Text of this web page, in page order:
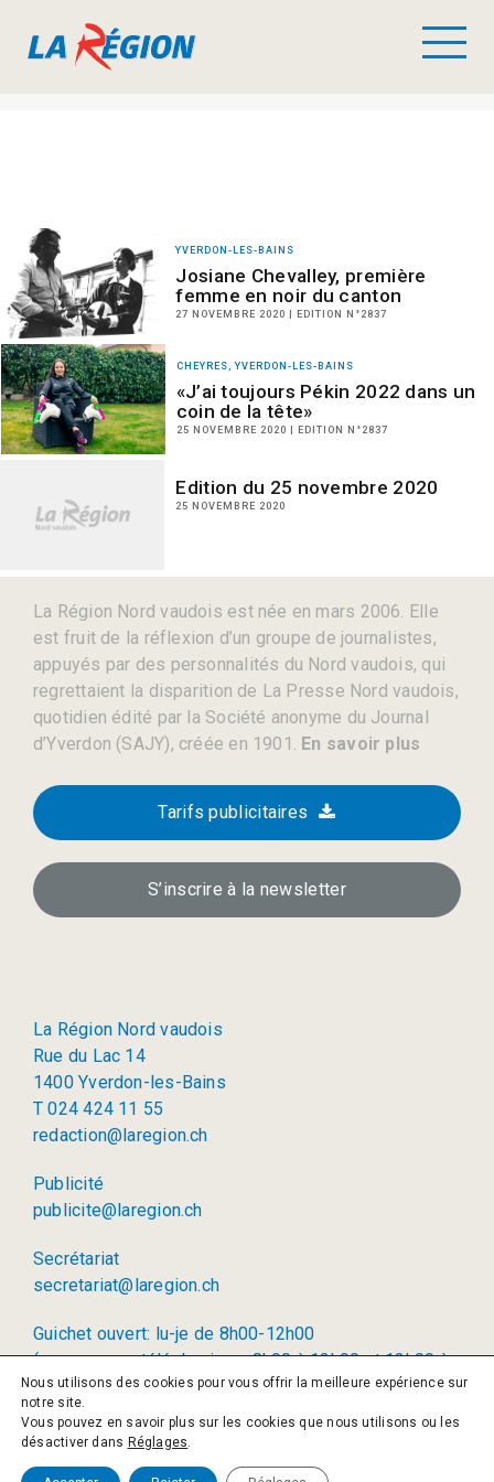
YVERDON-LES-BAINS
Josiane Chevalley, première
femme en noir du canton
27 NOVEMBRE 2020 | EDITION N°2837
CHEYRES, YVERDON-LES-BAINS
«J’ai toujours Pékin 2022 dans un
coin de la tête»
25 NOVEMBRE 2020 | EDITION N°2837
Edition du 25 novembre 2020
25 NOVEMBRE 2020
La Région Nord vaudois est née en mars 2006. Elle
est fruit de la réflexion d’un groupe de journalistes,
appuyés par des personnalités du Nord vaudois, qui
regrettaient la disparition de La Presse Nord vaudois,
quotidien édité par la Société anonyme du Journal
d’Yverdon (SAJY), créée en 1901. En savoir plus
Tarifs publicitaires
S’inscrire à la newsletter
La Région Nord vaudois
Rue du Lac 14
1400 Yverdon-les-Bains
T 024 424 11 55
redaction@laregion.ch
Publicité
publicite@laregion.ch
Secrétariat
secretariat@laregion.ch
Guichet ouvert: lu-je de 8h00-12h00
(permanence téléphonique: 8h00 à 12h00 et 13h00 à
17h00)
© 2026 La Région SA
Politique de confidentialité
Nous utilisons des cookies pour vous offrir la meilleure expérience sur
notre site.
Vous pouvez en savoir plus sur les cookies que nous utilisons ou les
désactiver dans Réglages.